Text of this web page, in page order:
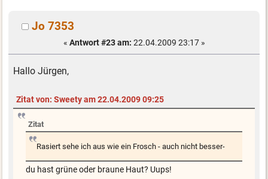
Jo 7353
« Antwort #23 am: 22.04.2009 23:17 »
Hallo Jürgen,
Zitat von: Sweety am 22.04.2009 09:25
Zitat
Rasiert sehe ich aus wie ein Frosch - auch nicht besser-
du hast grüne oder braune Haut? Uups!